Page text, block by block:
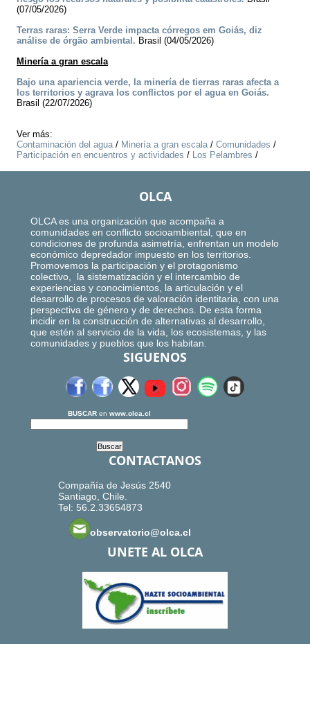
(07/05/2026)
Terras raras: Serra Verde impacta córregos em Goiás, diz
análise de órgão ambiental. Brasil (04/05/2026)
Minería a gran escala
Bajo una apariencia verde, la minería de tierras raras afecta a
los territorios y agrava los conflictos por el agua en Goiás.
Brasil (22/07/2026)
Ver más:
Contaminación del agua/ Minería a gran escala/ Comunidades /
Participación en encuentros y actividades / Los Pelambres /
OLCA
OLCA es una organización que acompaña a
comunidades en conflicto socioambiental, que en
condiciones de profunda asimetría, enfrentan un modelo
económico depredador impuesto en los territorios.
Promovemos la participación y el protagonismo
colectivo, la sistematización y el intercambio de
experiencias y conocimientos, la articulación y el
desarrollo de procesos de valoración identitaria, con una
perspectiva de género y de derechos. De esta forma
incidir en la construcción de alternativas al desarrollo,
que estén al servicio de la vida, los ecosistemas, y las
comunidades y pueblos que los habitan.
SIGUENOS
BUSCAR en www.olca.cl
CONTACTANOS
Compañía de Jesús 2540
Santiago, Chile.
Tel: 56.2.33654873
observatorio@olca.cl
UNETE AL OLCA